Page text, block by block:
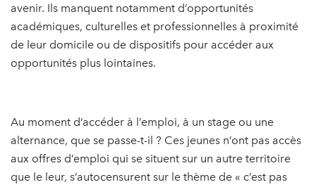
avenir. Ils manquent notamment d’opportunités
académiques, culturelles et professionnelles à proximité
de leur domicile ou de dispositifs pour accéder aux
opportunités plus lointaines.
Au moment d’accéder à l’emploi, à un stage ou une
alternance, que se passe-t-il ? Ces jeunes n’ont pas accès
aux offres d’emploi qui se situent sur un autre territoire
que le leur, s’autocensurent sur le thème de « c’est pas